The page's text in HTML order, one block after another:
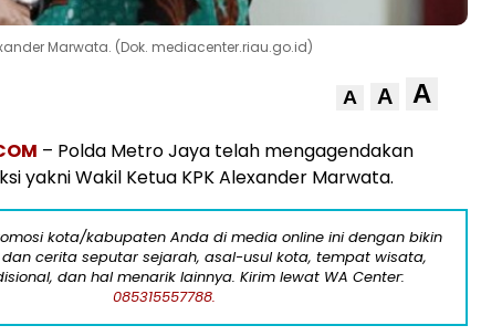
Marwata. (Dok. mediacenter.riau.go.id)
A A A
– Polda Metro Jaya telah mengagendakan
yakni Wakil Ketua KPK Alexander Marwata.
kota/kabupaten Anda di media online ini dengan bikin
cerita seputar sejarah, asal-usul kota, tempat wisata,
dan hal menarik lainnya. Kirim lewat WA Center:
085315557788.